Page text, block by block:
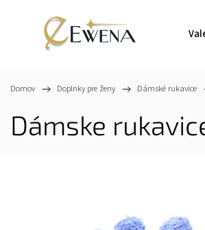
Domov / Doplnky pre ženy / Dámské rukavice /
Dámske